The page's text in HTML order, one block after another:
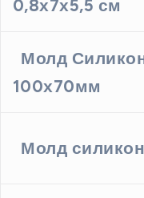
0,8х7х5,5 см
Молд
100х70мм
Молд